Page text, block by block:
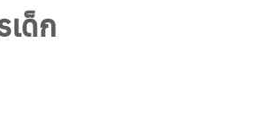
ด็ก